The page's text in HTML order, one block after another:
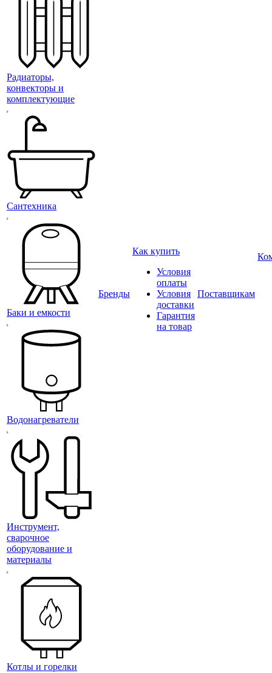
Радиаторы,
конвекторы и
комплектующие
Сантехника
Баки и емкости
Водонагреватели
Инструмент,
сварочное
оборудование и
материалы
Котлы и горелки
Бренды
Как купить
Условия
оплаты
Условия
доставки
Гарантия
на товар
Поставщикам